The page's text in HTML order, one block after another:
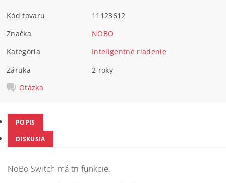
Kód tovaru
11123612
Značka
NOBO
Kategória
Inteligentné riadenie
Záruka
2 roky
Otázka
POPIS
DISKUSIA
NoBo Switch má tri funkcie.